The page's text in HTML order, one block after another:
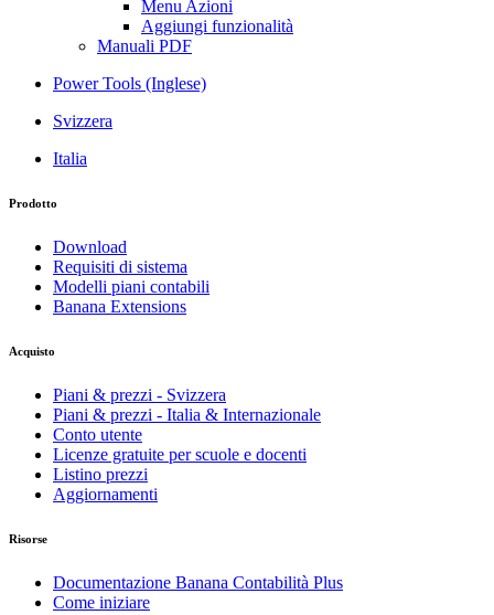
Menu Azioni
Aggiungi funzionalità
Manuali PDF
Power Tools (Inglese)
Svizzera
Italia
Prodotto
Download
Requisiti di sistema
Modelli piani contabili
Banana Extensions
Acquisto
Piani & prezzi - Svizzera
Piani & prezzi - Italia & Internazionale
Conto utente
Licenze gratuite per scuole e docenti
Listino prezzi
Aggiornamenti
Risorse
Documentazione Banana Contabilità Plus
Come iniziare